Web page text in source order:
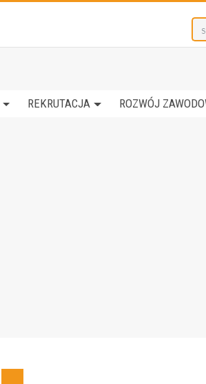
REKRUTACJA ROZWÓJ